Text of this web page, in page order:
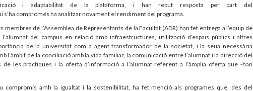
i adaptabilitat de la plataforma, i han rebut resposta per part del
s’ha compromés ha analitzar novament el rendiment del programa.
membres de l’Assemblea de Representants de la Facultat (ADR) han fet entrega a l’equip de
del campus en relació amb infraestructures, utilització d’espais públics i altres
de la universitat com a agent transformador de la societat, i la seua necessària
l’àmbit de la conciliació amb la vida familiar, la comunicació entre l’alumnat i la direcció del
les pràctiques i la oferta d’informació a l’alumnat referent a l’àmplia oferta que -han
compromís amb la igualtat i la sostenibilitat, ha fet menció als programes que, des del